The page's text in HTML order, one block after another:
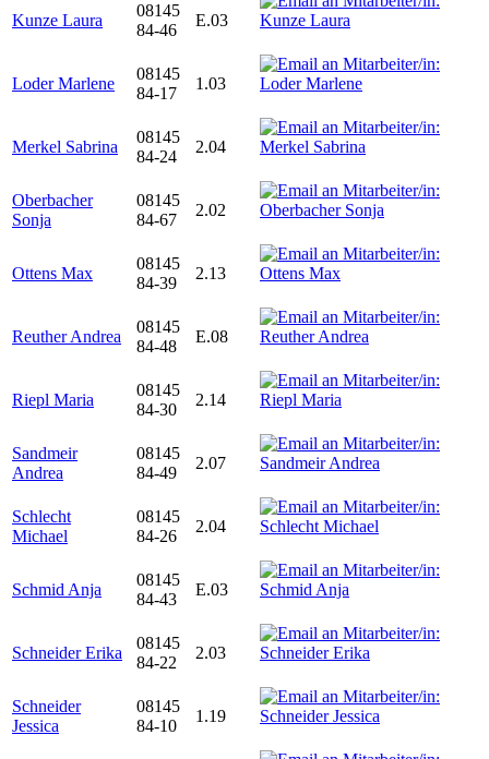
Kunze Laura
08145
84-46
E.03
Loder Marlene
08145
84-17
1.03
Merkel Sabrina
08145
84-24
2.04
Oberbacher
Sonja
08145
84-67
2.02
Ottens Max
08145
84-39
2.13
Reuther Andrea
08145
84-48
E.08
Riepl Maria
08145
84-30
2.14
Sandmeir
Andrea
08145
84-49
2.07
Schlecht
Michael
08145
84-26
2.04
Schmid Anja
08145
84-43
E.03
Schneider Erika
08145
84-22
2.03
Schneider
Jessica
08145
84-10
1.19